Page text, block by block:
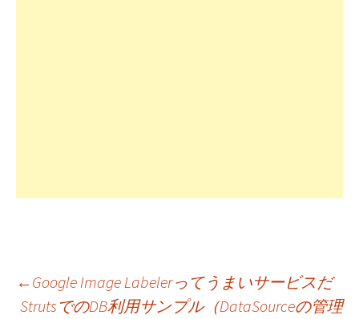
投
← Google Image Labelerってうまいサービスだ
StrutsでのDB利用サンプル（DataSourceの管理